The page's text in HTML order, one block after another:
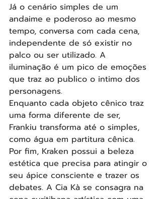
Já o cenário simples de um
andaime e poderoso ao mesmo
tempo, conversa com cada cena,
independente de só existir no
palco ou ser utilizado. A
iluminação é um pico de emoções
que traz ao publico o intimo dos
personagens.
Enquanto cada objeto cênico traz
uma forma diferente de ser,
Frankiu transforma até o simples,
como água em partitura cênica.
Por fim, Kraken possui a beleza
estética que precisa para atingir o
seu ápice consciente e trazer os
debates. A Cia Kà se consagra na